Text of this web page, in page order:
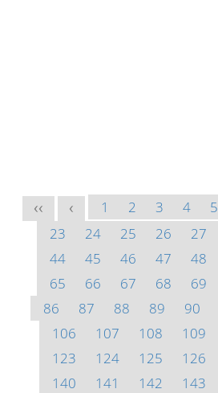
<< < 1 2 3 4 5
23
24 25 26 27
44
45 46 47 48
65
66 67 68 69
86
87 88 89 90
106
107 108 109
123
124 125 126
140
141 142 143